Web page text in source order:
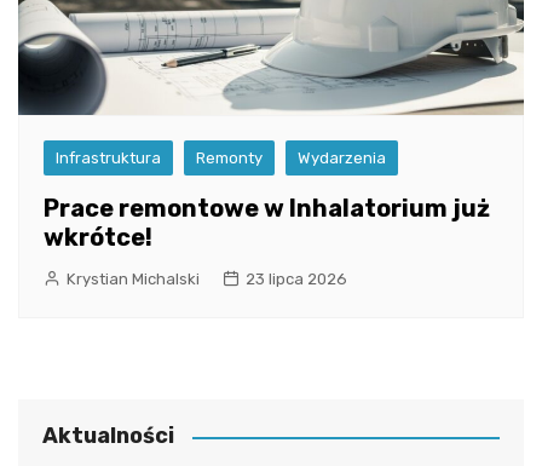
Infrastruktura Remonty Wydarzenia
Prace remontowe w Inhalatorium już
wkrótce!
Krystian Michalski 23 lipca 2026
Aktualności